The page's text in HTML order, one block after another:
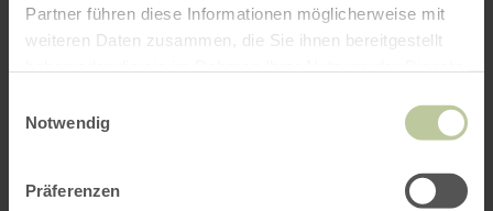
Partner führen diese Informationen möglicherweise mit
weiteren Daten zusammen, die Sie ihnen bereitgestellt
Notwendig
Präferenzen